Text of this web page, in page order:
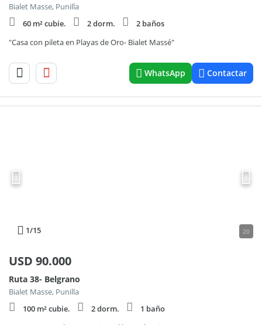
Bialet Masse, Punilla
60 m² cubie.
2 dorm.
2 baños
"Casa con pileta en Playas de Oro- Bialet Massé"
WhatsApp Contactar
1/15 20
USD 90.000
Ruta 38- Belgrano
Bialet Masse, Punilla
100 m² cubie.
2 dorm.
1 baño